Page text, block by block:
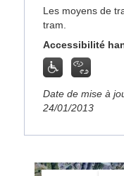
Les moyens de
tram.
Accessibilité
Date de mise à
24/01/2013